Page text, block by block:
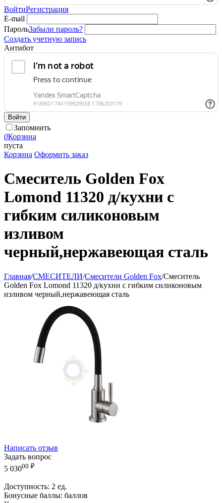
ВойтиРегистрация
E-mail
ПарольЗабыли пароль?
Создать учетную запись
Антибот
Войти
Запомнить
0Корзина
пуста
Корзина Оформить заказ
Смеситель Golden Fox
Lomond 11320 д/кухни с
гибким силиконовым
изливом
черный,нержавеющая сталь
Главная/СМЕСИТЕЛИ/Смесители Golden Fox/Смеситель
Golden Fox Lomond 11320 д/кухни с гибким силиконовым
изливом черный,нержавеющая сталь
Написать отзыв
Задать вопрос
5 03000 ₽
Доступность: 2 ед.
Бонусные баллы: баллов